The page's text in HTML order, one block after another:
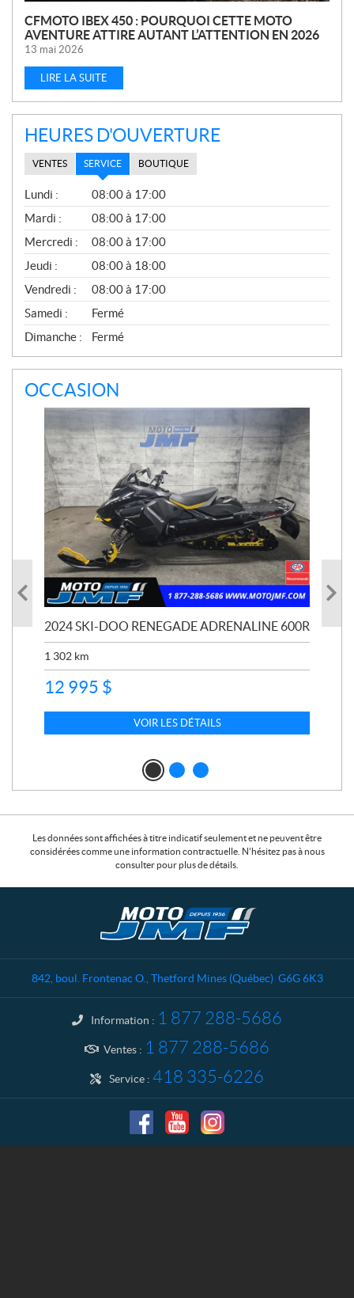
CFMOTO IBEX 450 : POURQUOI CETTE MOTO
AVENTURE ATTIRE AUTANT L’ATTENTION EN 2026
13 mai 2026
LIRE LA SUITE
HEURES D'OUVERTURE
VENTES SERVICE BOUTIQUE
S
E
R
V
I
C
E
Lundi :
08:00 à 17:00
Mardi :
08:00 à 17:00
Mercredi :
08:00 à 17:00
Jeudi :
08:00 à 18:00
Vendredi :
08:00 à 17:00
Samedi :
Fermé
Dimanche :
Fermé
OCCASION
2024 SKI-DOO RENEGADE ADRENALINE 600R
1 302 km
12 995 $
VOIR LES DÉTAILS
Les données sont affichées à titre indicatif seulement et ne peuvent être
considérées comme une information contractuelle. N'hésitez pas à nous
consulter pour plus de détails.
t
c
o
M
842, boul. Frontenac O. Thetford Mines(Québec) G6G 6K3
Information : 1 877 288-5686
Ventes : 1 877 288-5686
Service : 418 335-6226